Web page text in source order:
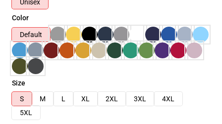
Unisex
Color
Default
Size
S
M L XL 2XL 3XL
4XL
5XL